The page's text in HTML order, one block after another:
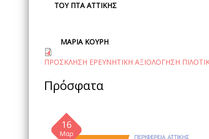
ΤΟΥ ΠΤΑ ΑΤΤΙΚΗΣ
ΜΑΡΙΑ ΚΟΥΡΗ
ΠΡΟΣΚΛΗΣΗ ΕΡΕΥΝΗΤΙΚΗ ΑΞΙΟΛΟΓΗΣΗ
Πρόσφατα
16
Μαρ